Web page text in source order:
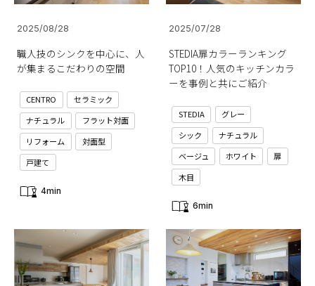
2025/08/28
職人技のシンクを中心に、人
が集まるこだわりの空間
CENTRO
セラミック
ナチュラル
フラット対面
リフォーム
対面型
戸建て
4min
2025/07/28
STEDIA扉カラーランキング
TOP10！人気のキッチンカラ
ーを事例と共にご紹介
STEDIA
グレー
シック
ナチュラル
ベージュ
ホワイト
扉
木目
6min